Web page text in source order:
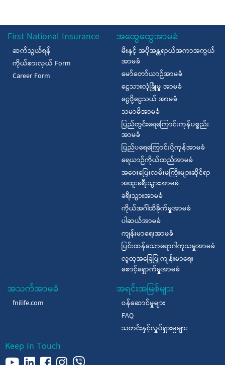
First National Insurance
ဆက်သွယ်ရန်
ကိုယ်စားလှယ် Form
Career Form
အထွေထွေအာမခံ
မီးနှင့် အပိုအန္တရာယ်အကာအကွယ်
အာမခံ
မော်တော်ယာဉ်အာမခံ
ငွေသားလုံခြုံမှု အာမခံ
ငွေပို့ငွေသယ် အာမခံ
သမာဓိအာမခံ
ပြည်တွင်းရေကြောင်းကုန်ပစ္စည်း
အာမခံ
ပြည်ပရေကြောင်းပို့ကုန်အာမခံ
ရေယာဉ်ကိုယ်ထည်အာမခံ
အဝေးပြေးလမ်းမကြီးများဆိုင်ရာ
အထူးခရီးသွားအာမခံ
ခရီးသွားအာမခံ
ကိုယ်အင်္ဂါထိခိုက်မှုအာမခံ
ပါဆယ်အာမခံ
ကျန်းမာရေးအာမခံ
ပြင်းထန်သောရောဂါကုသမှုအာမခံ
လူထုအခြေပြုကျန်းမာရေး
စောင့်ရှောက်မှုအာမခံ
အသက်အာမခံ
fnilife.com
အရင်းအမြစ်များ
ဝန်ဆောင်မှုများ
FAQ
သတင်းနှင့်လှုပ်ရှားမှုများ
Keep In Touch